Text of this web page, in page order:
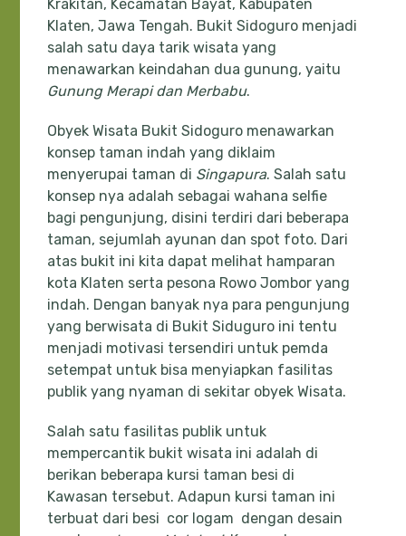
Krakitan, Kecamatan Bayat, Kabupaten
Klaten, Jawa Tengah. Bukit Sidoguro menjadi
salah satu daya tarik wisata yang
menawarkan keindahan dua gunung, yaitu
Gunung Merapi dan Merbabu.
Obyek Wisata Bukit Sidoguro menawarkan
konsep taman indah yang diklaim
menyerupai taman di Singapura. Salah satu
konsep nya adalah sebagai wahana selfie
bagi pengunjung, disini terdiri dari beberapa
taman, sejumlah ayunan dan spot foto. Dari
atas bukit ini kita dapat melihat hamparan
kota Klaten serta pesona Rowo Jombor yang
indah. Dengan banyak nya para pengunjung
yang berwisata di Bukit Siduguro ini tentu
menjadi motivasi tersendiri untuk pemda
setempat untuk bisa menyiapkan fasilitas
publik yang nyaman di sekitar obyek Wisata.
Salah satu fasilitas publik untuk
mempercantik bukit wisata ini adalah di
berikan beberapa kursi taman besi di
Kawasan tersebut. Adapun kursi taman ini
terbuat dari besi cor logam dengan desain